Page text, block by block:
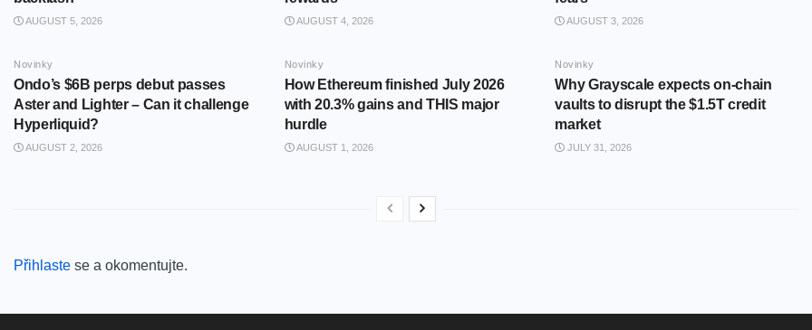
AUGUST 5, 2026 AUGUST 4, 2026 AUGUST 3, 2026
Novinky
Ondo’s $6B perps debut passes
Aster and Lighter – Can it challenge
Hyperliquid?
AUGUST 2, 2026
Novinky
How Ethereum finished July 2026
with 20.3% gains and THIS major
hurdle
AUGUST 1, 2026
Novinky
Why Grayscale expects on-chain
vaults to disrupt the $1.5T credit
market
JULY 31, 2026
Přihlaste se a okomentujte.